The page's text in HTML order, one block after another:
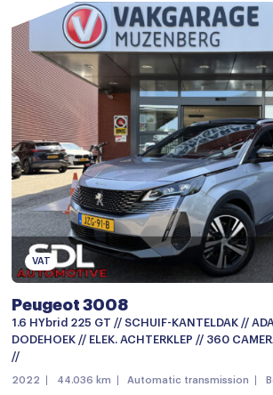
Spraakbediening
Spraakbediening
Achterbank in delen neerklapbaar
Airco met elektronische regeling
Armsteun voor
Bestuurdersstoel in hoogte
Binnenspiegel automatisch dimmend
Climate control
Cruise control
Elektrische ramen achter
Keyless start
VAT
Peugeot 3008
1.6 HYbrid 225 GT // SCHUIF-KANTELDAK //
DODEHOEK // ELEK. ACHTERKLEP // 360
//
2022 44.036 km Automatic transmission